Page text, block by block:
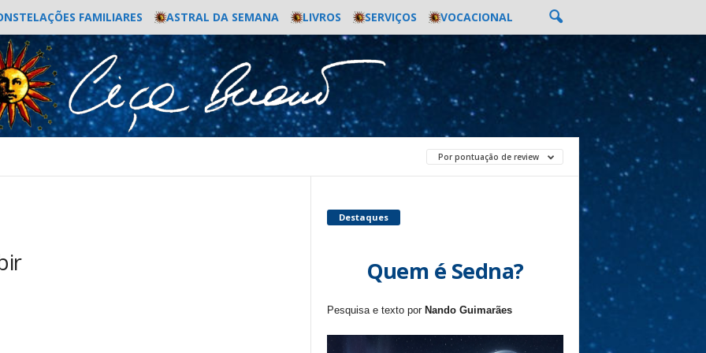
FAMILIARES ASTRAL DA SEMANA LIVROS SERVIÇOS VOCACIONAL
Por pontuação de review
Destaques
Quem é Sedna?
Pesquisa e texto por Nando Guimarães